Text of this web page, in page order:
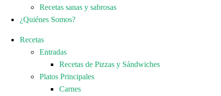
Recetas sanas y sabrosas
¿Quiénes Somos?
Recetas
Entradas
Recetas de Pizzas y Sándwiches
Platos Principales
Carnes